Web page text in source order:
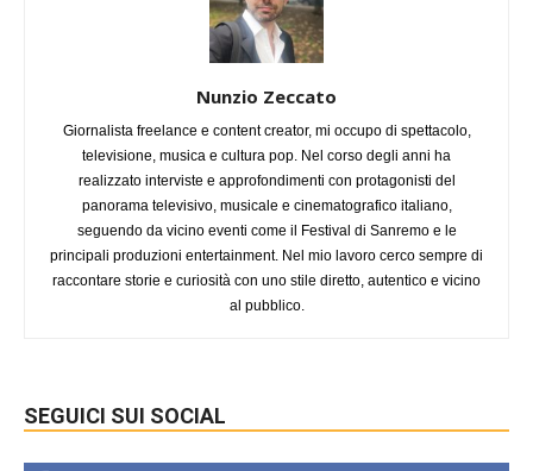
Nunzio Zeccato
Giornalista freelance e content creator, mi occupo di spettacolo,
televisione, musica e cultura pop. Nel corso degli anni ha
realizzato interviste e approfondimenti con protagonisti del
panorama televisivo, musicale e cinematografico italiano,
seguendo da vicino eventi come il Festival di Sanremo e le
principali produzioni entertainment. Nel mio lavoro cerco sempre di
raccontare storie e curiosità con uno stile diretto, autentico e vicino
al pubblico.
SEGUICI SUI SOCIAL